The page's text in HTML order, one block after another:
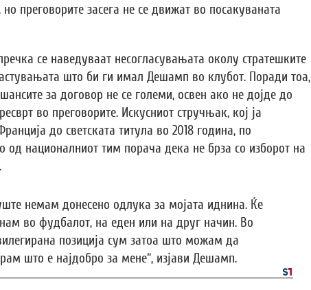
но преговорите засега не се движат во посакуваната
се наведуваат несогласувањата околу стратешките
што би ги имал Дешамп во клубот. Поради тоа,
за договор не се големи, освен ако не дојде до
во преговорите. Искусниот стручњак, кој ја
до светската титула во 2018 година, по
од националниот тим порача дека не брза со изборот на
немам донесено одлука за мојата иднина. Ќе
во фудбалот, на еден или на друг начин. Во
позиција сум затоа што можам да
што е најдобро за мене“, изјави Дешамп.